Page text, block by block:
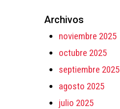
Archivos
noviembre 2025
octubre 2025
septiembre 2025
agosto 2025
julio 2025